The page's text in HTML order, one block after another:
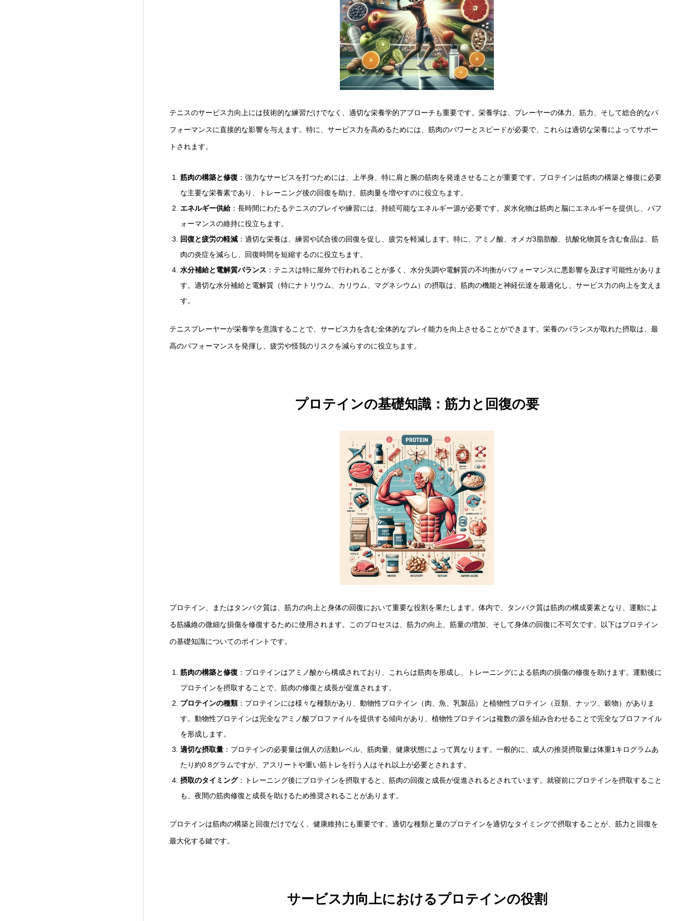
テニスのサービス力向上には技術的な練習だけでなく、適切な栄養学的アプローチも重要です。栄養学は、プレーヤーの体力、筋力、そして総合的なパ
フォーマンスに直接的な影響を与えます。特に、サービス力を高めるためには、筋肉のパワーとスピードが必要で、これらは適切な栄養によってサポー
トされます。
筋肉の構築と修復 ：強力なサービスを打つためには、上半身、特に肩と腕の筋肉を発達させることが重要です。プロテインは筋肉の構築と修復に必要
な主要な栄養素であり、トレーニング後の回復を助け、筋肉量を増やすのに役立ちます。
エネルギー供給：長時間にわたるテニスのプレイや練習には、持続可能なエネルギー源が必要です。炭水化物は筋肉と脳にエネルギーを提供し、パフ
ォーマンスの維持に役立ちます。
回復と疲労の軽減 ：適切な栄養は、練習や試合後の回復を促し、疲労を軽減します。特に、アミノ酸、オメガ3脂肪酸、抗酸化物質を含む食品は、筋
肉の炎症を減らし、回復時間を短縮するのに役立ちます。
水分補給と電解質バランス ：テニスは特に屋外で行われることが多く、水分失調や電解質の不均衡がパフォーマンスに悪影響を及ぼす可能性がありま
す。適切な水分補給と電解質（特にナトリウム、カリウム、マグネシウム）の摂取は、筋肉の機能と神経伝達を最適化し、サービス力の向上を支えま
す。
テニスプレーヤーが栄養学を意識することで、サービス力を含む全体的なプレイ能力を向上させることができます。栄養のバランスが取れた摂取は、最
高のパフォーマンスを発揮し、疲労や怪我のリスクを減らすのに役立ちます。
プロテインの基礎知識：筋力と回復の要
プロテイン、またはタンパク質は、筋力の向上と身体の回復において重要な役割を果たします。体内で、タンパク質は筋肉の構成要素となり、運動によ
る筋繊維の微細な損傷を修復するために使用されます。このプロセスは、筋力の向上、筋量の増加、そして身体の回復に不可欠です。以下はプロテイン
の基礎知識についてのポイントです。
筋肉の構築と修復 ：プロテインはアミノ酸から構成されており、これらは筋肉を形成し、トレーニングによる筋肉の損傷の修復を助けます。運動後に
プロテインを摂取することで、筋肉の修復と成長が促進されます。
プロテインの種類 ：プロテインには様々な種類があり、動物性プロテイン（肉、魚、乳製品）と植物性プロテイン（豆類、ナッツ、穀物）がありま
す。動物性プロテインは完全なアミノ酸プロファイルを提供する傾向があり、植物性プロテインは複数の源を組み合わせることで完全なプロファイル
を形成します。
適切な摂取量 ：プロテインの必要量は個人の活動レベル、筋肉量、健康状態によって異なります。一般的に、成人の推奨摂取量は体重1キログラムあ
たり約0.8グラムですが、アスリートや重い筋トレを行う人はそれ以上が必要とされます。
摂取のタイミング：トレーニング後にプロテインを摂取すると、筋肉の回復と成長が促進されるとされています。就寝前にプロテインを摂取すること
も、夜間の筋肉修復と成長を助けるため推奨されることがあります。
プロテインは筋肉の構築と回復だけでなく、健康維持にも重要です。適切な種類と量のプロテインを適切なタイミングで摂取することが、筋力と回復を
最大化する鍵です。
サービス力向上におけるプロテインの役割